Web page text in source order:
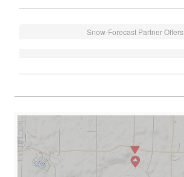
Snow-Forecast Partner Offers